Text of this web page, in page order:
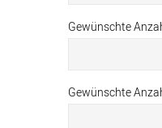
Gewünschte
Gewünschte